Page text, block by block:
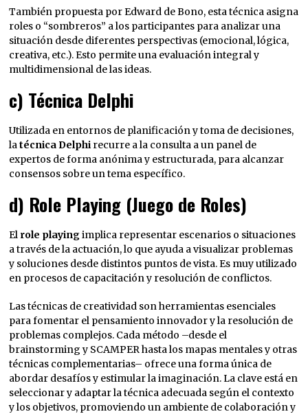
También propuesta por Edward de Bono, esta técnica asigna
roles o “sombreros” a los participantes para analizar una
situación desde diferentes perspectivas (emocional, lógica,
creativa, etc.). Esto permite una evaluación integral y
multidimensional de las ideas.
c) Técnica Delphi
Utilizada en entornos de planificación y toma de decisiones,
latécnica Delphi recurre a la consulta a un panel de
expertos de forma anónima y estructurada, para alcanzar
consensos sobre un tema específico.
d) Role Playing (Juego de Roles)
El role playingimplica representar escenarios o situaciones
a través de la actuación, lo que ayuda a visualizar problemas
y soluciones desde distintos puntos de vista. Es muy utilizado
en procesos de capacitación y resolución de conflictos.
Las técnicas de creatividad son herramientas esenciales
para fomentar el pensamiento innovador y la resolución de
problemas complejos. Cada método –desde el
brainstorming y SCAMPER hasta los mapas mentales y otras
técnicas complementarias– ofrece una forma única de
abordar desafíos y estimular la imaginación. La clave está en
seleccionar y adaptar la técnica adecuada según el contexto
y los objetivos, promoviendo un ambiente de colaboración y